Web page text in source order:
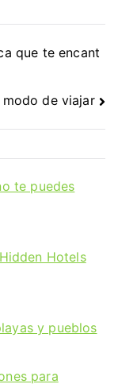
que te encant
de viajar
te puedes
Hotels
y pueblos
para